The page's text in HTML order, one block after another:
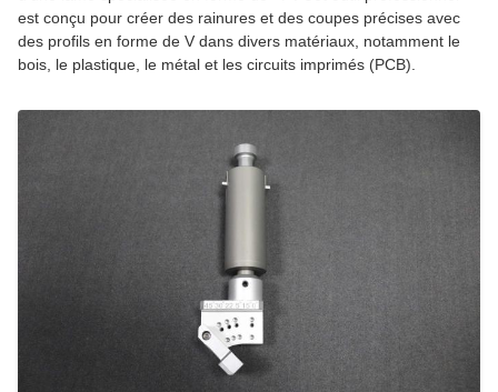
est conçu pour créer des rainures et des coupes précises avec
des profils en forme de V dans divers matériaux, notamment le
bois, le plastique, le métal et les circuits imprimés (PCB).